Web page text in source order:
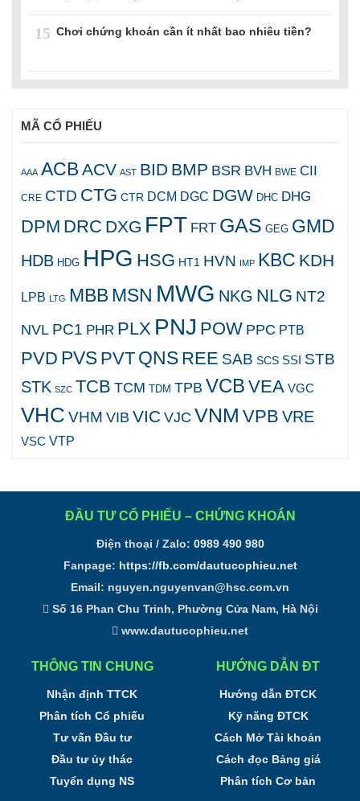
15 Chơi chứng khoán cần ít nhất bao nhiêu tiền?
MÃ CỔ PHIẾU
AAA ACBACV AST BID BMP BSR BVH BWE CII
CRE CTD CTG CTR DCM DGC DGW DHC DHG
DPM DRC DXG FPT FRT GAS GEG GMD
HDB HDG HPG HSG HT1 HVN IMP KBC KDH
LPB LTG MBBMSN MWG NKG NLG NT2
NVL PC1 PHR PLX PNJ POW PPC PTB
PVD PVS PVT QNS REE SAB SCS SSI STB
STK SZC TCB TCM TDM TPB VCB VEA VGC
VHC VHM VIB VICVJC VNM VPB VRE
VSC VTP
ĐẦU TƯ CỔ PHIẾU – CHỨNG KHOÁN
Điện thoại / Zalo: 0989 490 980
Fanpage: https://fb.com/dautucophieu.net
Email: nguyen.nguyenvan@hsc.com.vn
Số 16 Phan Chu Trinh, Phường Cửa Nam, Hà Nội
www.dautucophieu.net
THÔNG TIN CHUNG
Nhận định TTCK
Phân tích Cổ phiếu
Tư vấn Đầu tư
Đầu tư ủy thác
Tuyển dụng NS
HƯỚNG DẪN ĐT
Hướng dẫn ĐTCK
Kỹ năng ĐTCK
Cách Mở Tài khoản
Cách đọc Bảng giá
Phân tích Cơ bản